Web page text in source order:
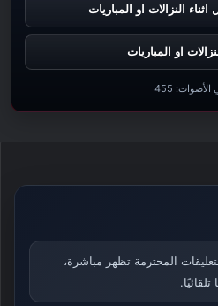
النزالات او المباريات
او المباريات
الأصوات: 455
المحترمة تظهر مباشرة،